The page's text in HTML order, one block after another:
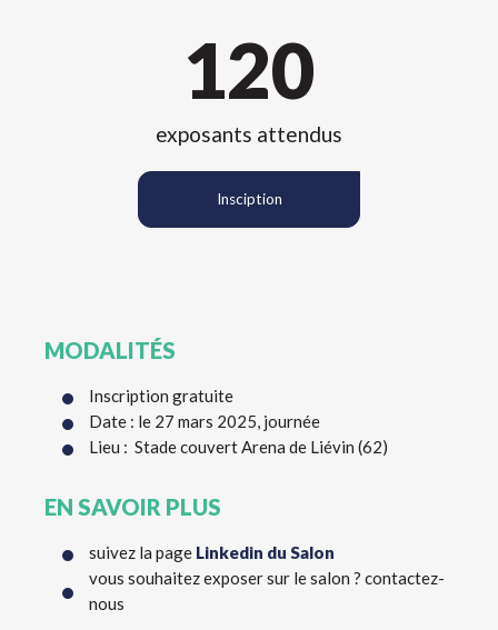
exposants attendus
120
Insciption
MODALITÉS
Inscription gratuite
Date : le 27 mars 2025, journée
Lieu : Stade couvert Arena de Liévin (62)
EN SAVOIR PLUS
suivez la page Linkedin du Salon
vous souhaitez exposer sur le salon ? contactez-
nous